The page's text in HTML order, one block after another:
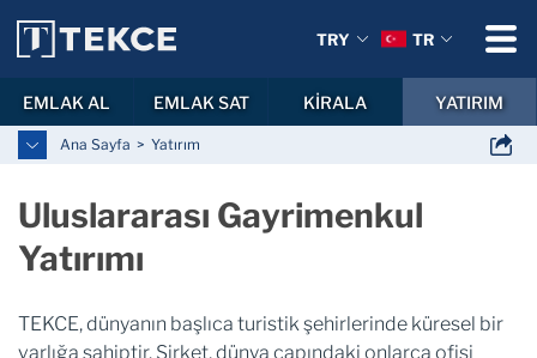
Ana Sayfa Yatırım
Uluslararası Gayrimenkul
Yatırımı
TEKCE, dünyanın başlıca turistik şehirlerinde küresel bir
varlığa sahiptir. Şirket, dünya çapındaki onlarca ofisi
TRY TR
EMLAK AL EMLAK SAT KİRALA YATIRIM